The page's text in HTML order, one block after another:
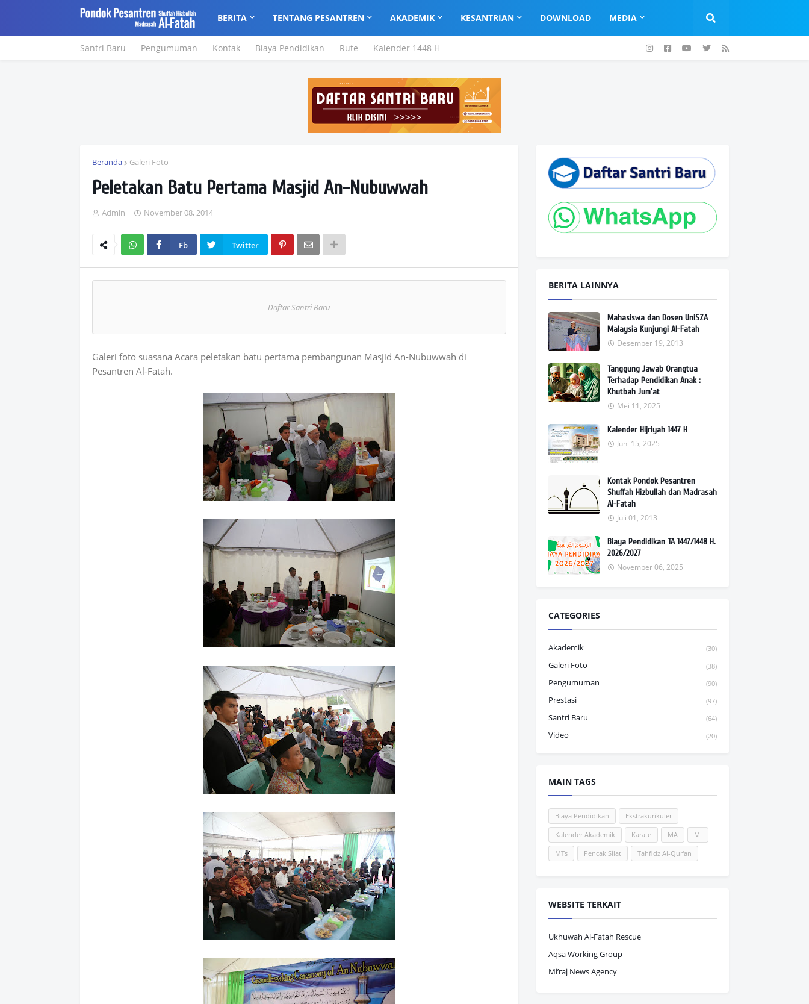
BERITA TENTANG PESANTREN AKADEMIK KESANTRIAN DOWNLOAD MEDIA
Santri Baru Pengumuman Kontak Biaya Pendidikan Rute Kalender 1448 H
Beranda Galeri Foto
Peletakan Batu Pertama Masjid An-Nubuwwah
Admin November 08, 2014
Wh
Fb Twitter
Daftar Santri Baru
Galeri foto suasana Acara peletakan batu pertama pembangunan Masjid An-Nubuwwah di
Pesantren Al-Fatah.
BERITA LAINNYA
Mahasiswa dan Dosen UniSZA
Malaysia Kunjungi Al-Fatah
Desember 19, 2013
Tanggung Jawab Orangtua
Terhadap Pendidikan Anak :
Khutbah Jum'at
Mei 11, 2025
Kalender Hijriyah 1447 H
Juni 15, 2025
Kontak Pondok Pesantren
Shuffah Hizbullah dan Madrasah
Al-Fatah
Juli 01, 2013
Biaya Pendidikan TA 1447/1448 H.
2026/2027
November 06, 2025
CATEGORIES
Akademik (30)
Galeri Foto (38)
Pengumuman (90)
Prestasi (97)
Santri Baru (64)
Video (20)
MAIN TAGS
Biaya Pendidikan Ekstrakurikuler
Kalender Akademik Karate MA MI
MTs Pencak Silat Tahfidz Al-Qur'an
WEBSITE TERKAIT
Ukhuwah Al-Fatah Rescue
Aqsa Working Group
Mi’raj News Agency